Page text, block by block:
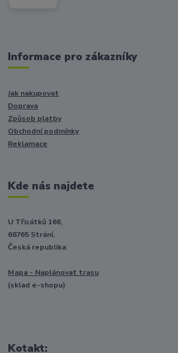
Informace pro zákazníky
Jak nakupovat
Doprava
Způsob platby
Obchodní podmínky
Reklamace
Kde nás najdete
U Třicátků 166,
68765 Strání,
Česká republika
Mapa - Naplánovat trasu
(sklad e-shopu)
Kotakt: